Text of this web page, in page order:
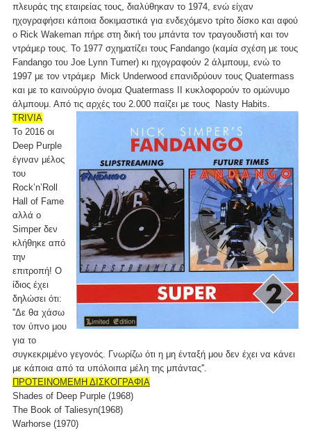
πλευράς της εταιρείας τους, διαλύθηκαν το 1974, ενώ είχαν
ηχογραφήσει κάποια δοκιμαστικά για ενδεχόμενο τρίτο δίσκο και αφού
ο Rick Wakeman πήρε στη δική του μπάντα τον τραγουδιστή και τον
ντράμερ τους. To 1977 σχηματίζει τους Fandango (καμία σχέση με τους
Fandango του Joe Lynn Turner) κι ηχογραφούν 2 άλμπουμ, ενώ το
1997 με τον ντράμερ Mick Underwood επανιδρύουν τους Quatermass
και με το καινούργιο όνομα Quatermass II κυκλοφορούν το ομώνυμο
άλμπουμ. Από τις αρχές του 2.000 παίζει με τους Nasty Habits.
TRIVIA
Το 2016 οι
Deep Purple
έγιναν μέλος
του
Rock’n’Roll
Hall of Fame
αλλά ο
Simper δεν
κλήθηκε από
την
επιτροπή! Ο
ίδιος έχει
δηλώσει ότι:
''Δε θα χάσω
τον ύπνο μου
για το
συγκεκριμένο γεγονός. Γνωρίζω ότι η μη ένταξή μου δεν έχει να κάνει
με κάποια από τα υπόλοιπα μέλη της μπάντας''.
ΠΡΟΤΕΙΝΟΜΕΜΗ ΔΙΣΚΟΓΡΑΦΙΑ
Shades of Deep Purple (1968)
The Book of Taliesyn(1968)
Warhorse (1970)